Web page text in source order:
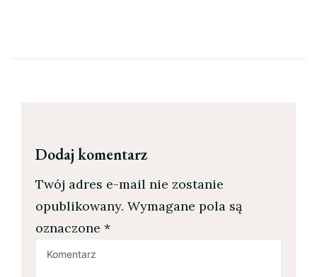
Dodaj komentarz
Twój adres e-mail nie zostanie
opublikowany. Wymagane pola są
oznaczone *